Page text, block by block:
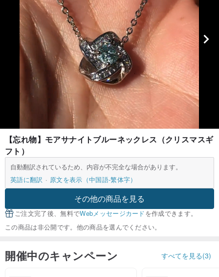
【忘れ物】モアサナイトブルーネックレス（クリスマスギ
フト）
自動翻訳されているため、内容が不完全な場合があります。
英語に翻訳
原文を表示（中国語-繁体字）
その他の商品を見る
ご注文完了後、無料でWebメッセージカードを作成できます。
この商品は非公開です。他の商品を選んでください。
開催中のキャンペーン すべてを見る(3)